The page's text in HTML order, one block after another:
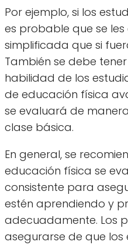
Por ejemplo, si los
es probable que se
simplificada que si
También se debe
habilidad de los
de educación física
se evaluará de
clase básica.
En general, se
educación física se
consistente para
estén aprendiendo y
adecuadamente. Los
asegurarse de que los